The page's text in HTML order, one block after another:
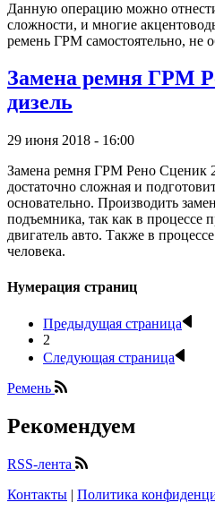
Данную операцию можно
сложности, и многие
ремень ГРМ самостоятельно, не
Замена ремня ГРМ
дизель
29 июня 2018 - 16:00
Замена ремня ГРМ Рено Сценик
достаточно сложная и
основательно. Производить
подъемника, так как в процессе
двигатель авто. Также в
человека.
Нумерация страниц
Предыдущая страница
2
Следующая страница
Ремень
Рекомендуем
RSS-лента
Контакты | Политика